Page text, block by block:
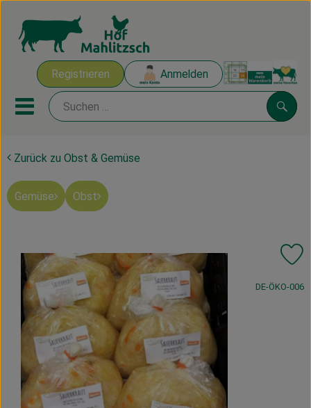
Registrieren Anmelden
Mobiles Menu öffnen oder
Ökokisten
Mahlitzscher Produkte
Ökokisten
Obst & Gemüse
Kühltheke
Vorratskammer
Getränke
Zurück zu Obst & Gemüse
Gemüse Obst
,DE-ÖKO-006